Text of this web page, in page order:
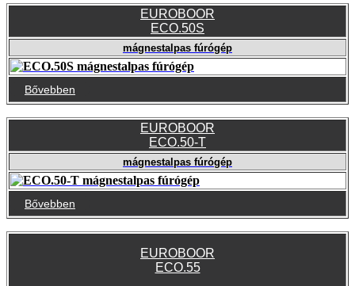
EUROBOOR
ECO.50S
mágnestalpas fúrógép
Bővebben
EUROBOOR
ECO.50-T
mágnestalpas fúrógép
Bővebben
EUROBOOR
ECO.55